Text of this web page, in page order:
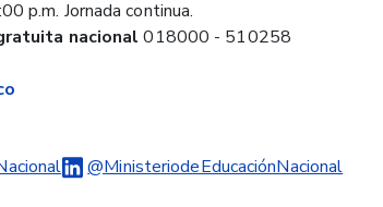
p.m. Jornada continua.
nacional 018000 - 510258
@MinisteriodeEducaciónNacional